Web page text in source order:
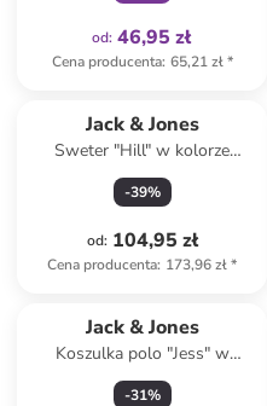
od: 46,95 zł
Cena producenta: 65,21 zł*
Jack & Jones
Sweter "Hill" w kolorze
beżowym
-39%
od: 104,95 zł
Cena producenta: 173,96 zł*
Jack & Jones
Koszulka polo "Jess" w
kolorze szarobrązowym
-31%